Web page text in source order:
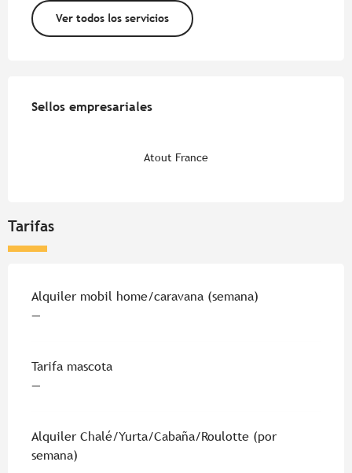
Ver todos los servicios
Sellos empresariales
Sellos empresariales
Atout France
Tarifas
Tarifas 2026
Alquiler mobil home/caravana (semana)
—
Tarifa mascota
—
Alquiler Chalé/Yurta/Cabaña/Roulotte (por
semana)